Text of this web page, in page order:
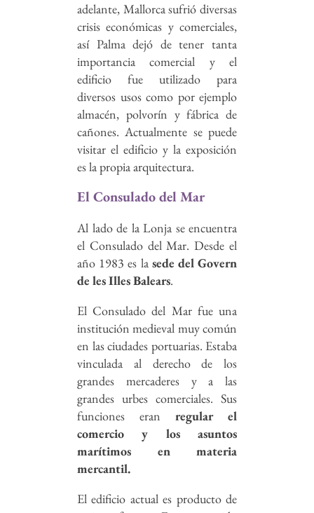
adelante, Mallorca sufrió diversas
crisis económicas y comerciales,
así Palma dejó de tener tanta
importancia comercial y el
edificio fue utilizado para
diversos usos como por ejemplo
almacén, polvorín y fábrica de
cañones. Actualmente se puede
visitar el edificio y la exposición
es la propia arquitectura.
El Consulado del Mar
Al lado de la Lonja se encuentra
el Consulado del Mar. Desde el
año 1983 es la sede del Govern
de les Illes Balears.
El Consulado del Mar fue una
institución medieval muy común
en las ciudades portuarias. Estaba
vinculada al derecho de los
grandes mercaderes y a las
grandes urbes comerciales. Sus
funciones eran regular el
comercio y los asuntos
marítimos en materia
mercantil.
El edificio actual es producto de